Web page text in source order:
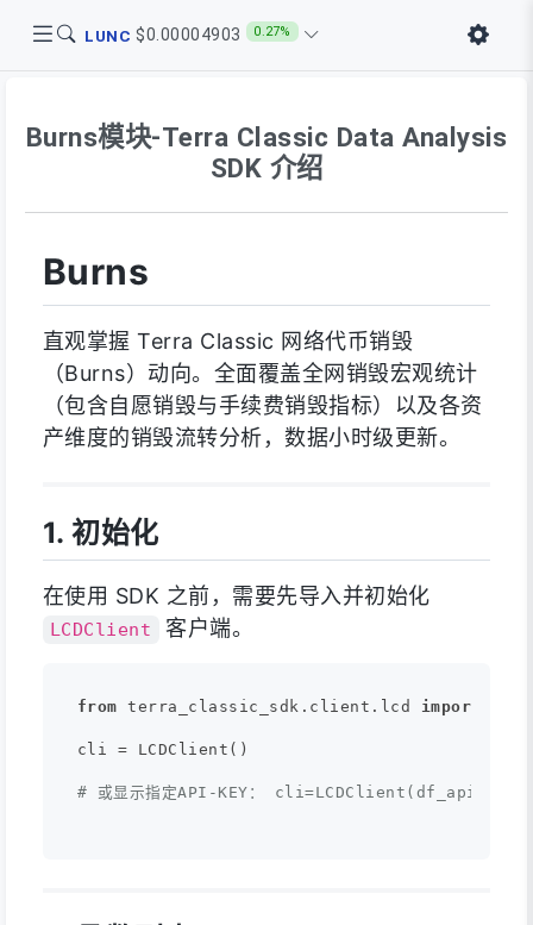
LUNC $0.00004903 0.27%
Burns模块-Terra Classic Data Analysis
SDK 介绍
Burns
直观掌握 Terra Classic 网络代币销毁
（Burns）动向。全面覆盖全网销毁宏观统计
（包含自愿销毁与手续费销毁指标）以及各资
产维度的销毁流转分析，数据小时级更新。
1. 初始化
在使用 SDK 之前，需要先导入并初始化
LCDClient 客户端。
from terra_classic_sdk.client.lcd import
cli = LCDClient()
# 或显示指定API-KEY：